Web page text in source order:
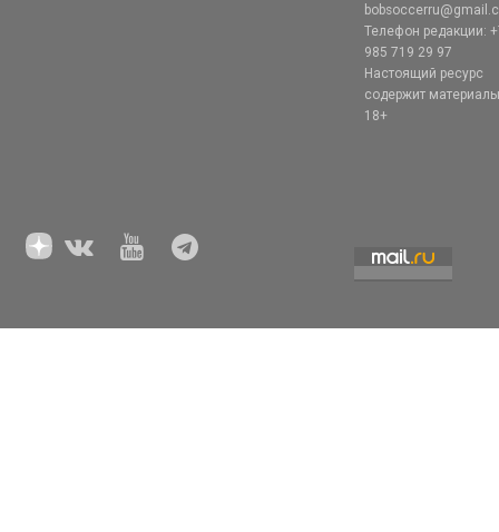
Телефон редакции:
985 719 29 97
Настоящий ресурс
содержит
18+